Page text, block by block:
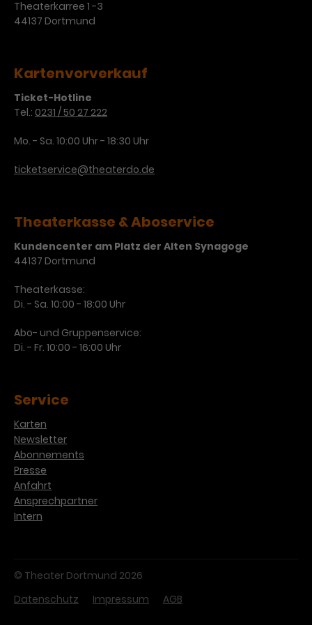
Anbieter
Zweck
Das ist ein von Google Analytics
Daten werden nur maximal einmal
gesendet. Solange es gesetzt ist,
Datenübertragungen
Laufzeit
Zweck
Nutzerinteraktionen mit
Werbeanzeigen zu messen und
bereitzustellen.
Name IDE
Zweck
misst die Wirksamkeit von
verschiedene Websites hinweg.
Theaterkarree 1 -3
44137 Dortmund
Kartenvorverkauf
Ticket-Hotline
Tel.: 0231 / 50 27 222
Mo. - Sa. 10:00 Uhr - 18:30 Uhr
ticketservice@theaterdo.de
Theaterkasse & Aboservice
Kundencenter am Platz der Alten Synagoge
44137 Dortmund
Theaterkasse:
Di. - Sa. 10:00 - 18:00 Uhr
Abo- und Gruppenservice:
Di. - Fr. 10:00 - 16:00 Uhr
Service
Karten
Newsletter
Abonnements
Presse
Anfahrt
Ansprechpartner
Intern
© Theater Dortmund 2026
Datenschutz
Impressum AGB